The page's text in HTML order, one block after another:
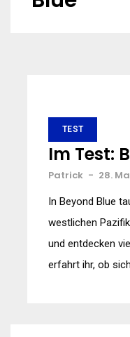
TEST
Im Test:
Patrick - 28.
In Beyond Blue
westlichen
und entdecken
erfahrt ihr, ob